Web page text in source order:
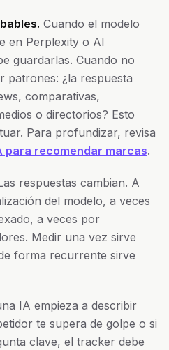
Cuando el modelo
en Perplexity o AI
guardarlas. Cuando no
patrones: ¿la respuesta
comparativas,
o directorios? Esto
Para profundizar, revisa
para recomendar marcas.
respuestas cambian. A
del modelo, a veces
a veces por
Medir una vez sirve
forma recurrente sirve
IA empieza a describir
te supera de golpe o si
clave, el tracker debe